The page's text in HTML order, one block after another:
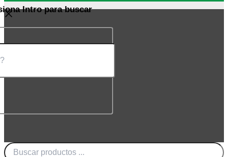
Intro para buscar
Búsqueda